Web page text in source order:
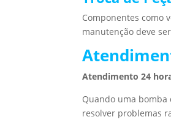
Componentes como
manutenção deve
Atendimento 24
Quando uma bomba
resolver problemas